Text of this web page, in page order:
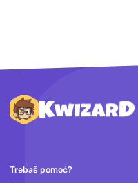
Podnožje
Trebaš pomoć?